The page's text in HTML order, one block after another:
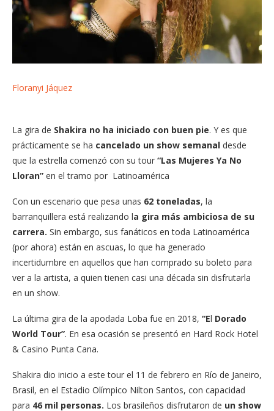
Floranyi Jáquez
La gira de Shakira no ha iniciado con buen pie. Y es que
prácticamente se ha cancelado un show semanal desde
que la estrella comenzó con su tour “Las Mujeres Ya No
Lloran” en el tramo por Latinoamérica
Con un escenario que pesa unas 62 toneladas, la
barranquillera está realizando la gira más ambiciosa de su
carrera. Sin embargo, sus fanáticos en toda Latinoamérica
(por ahora) están en ascuas, lo que ha generado
incertidumbre en aquellos que han comprado su boleto para
ver a la artista, a quien tienen casi una década sin disfrutarla
en un show.
La última gira de la apodada Loba fue en 2018, “El Dorado
World Tour”. En esa ocasión se presentó en Hard Rock Hotel
& Casino Punta Cana.
Shakira dio inicio a este tour el 11 de febrero en Río de Janeiro,
Brasil, en el Estadio Olímpico Nilton Santos, con capacidad
para 46 mil personas. Los brasileños disfrutaron de un show